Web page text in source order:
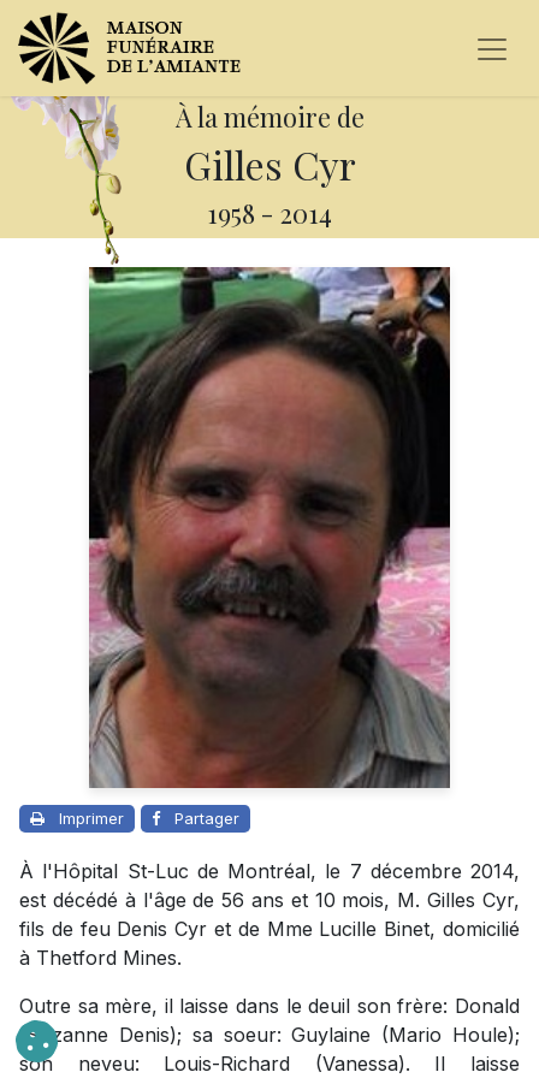
À la mémoire de
Gilles Cyr
1958 - 2014
Imprimer Partager
À l'Hôpital St-Luc de Montréal, le 7 décembre 2014,
est décédé à l'âge de 56 ans et 10 mois, M. Gilles Cyr,
fils de feu Denis Cyr et de Mme Lucille Binet, domicilié
à Thetford Mines.
Outre sa mère, il laisse dans le deuil son frère: Donald
(Suzanne Denis); sa soeur: Guylaine (Mario Houle);
son neveu: Louis-Richard (Vanessa). Il laisse